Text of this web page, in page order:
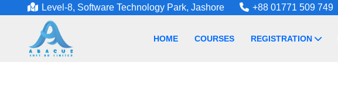
Level-8, Software Technology Park, Jashore +88 01771 509 749
HOME COURSES REGISTRATION